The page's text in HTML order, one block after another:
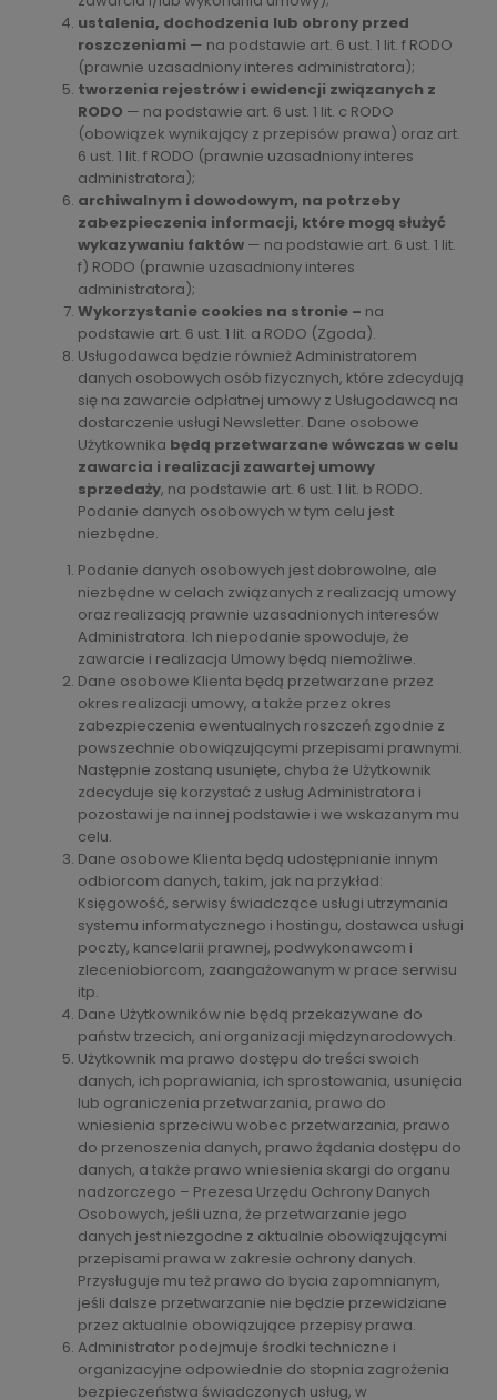
ustalenia, dochodzenia lub obrony przed
roszczeniami — na podstawie art. 6 ust. 1 lit. f RODO
(prawnie uzasadniony interes administratora);
tworzenia rejestrów i ewidencji związanych z
RODO — na podstawie art. 6 ust. 1 lit. c RODO
(obowiązek wynikający z przepisów prawa) oraz art.
6 ust. 1 lit. f RODO (prawnie uzasadniony interes
administratora);
archiwalnym i dowodowym, na potrzeby
zabezpieczenia informacji, które mogą służyć
wykazywaniu faktów — na podstawie art. 6 ust. 1 lit.
f) RODO (prawnie uzasadniony interes
administratora);
Wykorzystanie cookies na stronie – na
podstawie art. 6 ust. 1 lit. a RODO (Zgoda).
Usługodawca będzie również Administratorem
danych osobowych osób fizycznych, które zdecydują
się na zawarcie odpłatnej umowy z Usługodawcą na
dostarczenie usługi Newsletter. Dane osobowe
Użytkownika będą przetwarzane wówczas w celu
zawarcia i realizacji zawartej umowy
sprzedaży, na podstawie art. 6 ust. 1 lit. b RODO.
Podanie danych osobowych w tym celu jest
niezbędne.
Podanie danych osobowych jest dobrowolne, ale
niezbędne w celach związanych z realizacją umowy
oraz realizacją prawnie uzasadnionych interesów
Administratora. Ich niepodanie spowoduje, że
zawarcie i realizacja Umowy będą niemożliwe.
Dane osobowe Klienta będą przetwarzane przez
okres realizacji umowy, a także przez okres
zabezpieczenia ewentualnych roszczeń zgodnie z
powszechnie obowiązującymi przepisami prawnymi.
Następnie zostaną usunięte, chyba że Użytkownik
zdecyduje się korzystać z usług Administratora i
pozostawi je na innej podstawie i we wskazanym mu
celu.
Dane osobowe Klienta będą udostępnianie innym
odbiorcom danych, takim, jak na przykład:
Księgowość, serwisy świadczące usługi utrzymania
systemu informatycznego i hostingu, dostawca usługi
poczty, kancelarii prawnej, podwykonawcom i
zleceniobiorcom, zaangażowanym w prace serwisu
itp.
Dane Użytkowników nie będą przekazywane do
państw trzecich, ani organizacji międzynarodowych.
Użytkownik ma prawo dostępu do treści swoich
danych, ich poprawiania, ich sprostowania, usunięcia
lub ograniczenia przetwarzania, prawo do
wniesienia sprzeciwu wobec przetwarzania, prawo
do przenoszenia danych, prawo żądania dostępu do
danych, a także prawo wniesienia skargi do organu
nadzorczego – Prezesa Urzędu Ochrony Danych
Osobowych, jeśli uzna, że przetwarzanie jego
danych jest niezgodne z aktualnie obowiązującymi
przepisami prawa w zakresie ochrony danych.
Przysługuje mu też prawo do bycia zapomnianym,
jeśli dalsze przetwarzanie nie będzie przewidziane
przez aktualnie obowiązujące przepisy prawa.
Administrator podejmuje środki techniczne i
organizacyjne odpowiednie do stopnia zagrożenia
bezpieczeństwa świadczonych usług, w